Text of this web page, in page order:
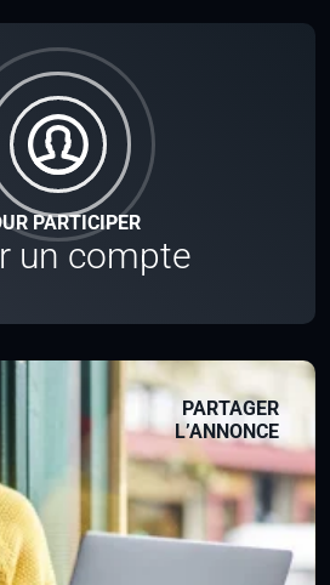
PARTICIPER
un compte
PARTAGER
L’ANNONCE